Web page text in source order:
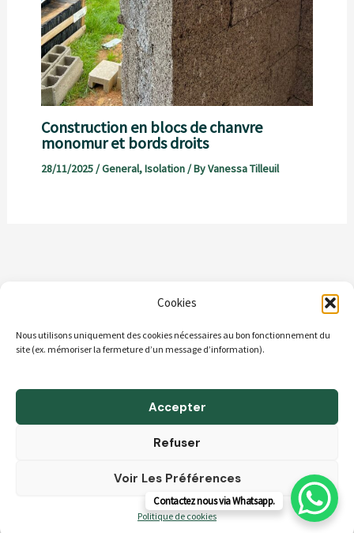
Cookies
Nous utilisons uniquement des cookies nécessaires au bon fonctionnement du
site (ex. mémoriser la fermeture d’un message d’information).
Accepter
Refuser
Voir Les Préférences
Politique de cookies
Construction en blocs de chanvre
monomur et bords droits
28/11/2025/General,Isolation/ ByVanessa Tilleuil
ACCUEIL
Blog
CGV
Politique de cookies (UE)
Contactez nous via Whatsapp.